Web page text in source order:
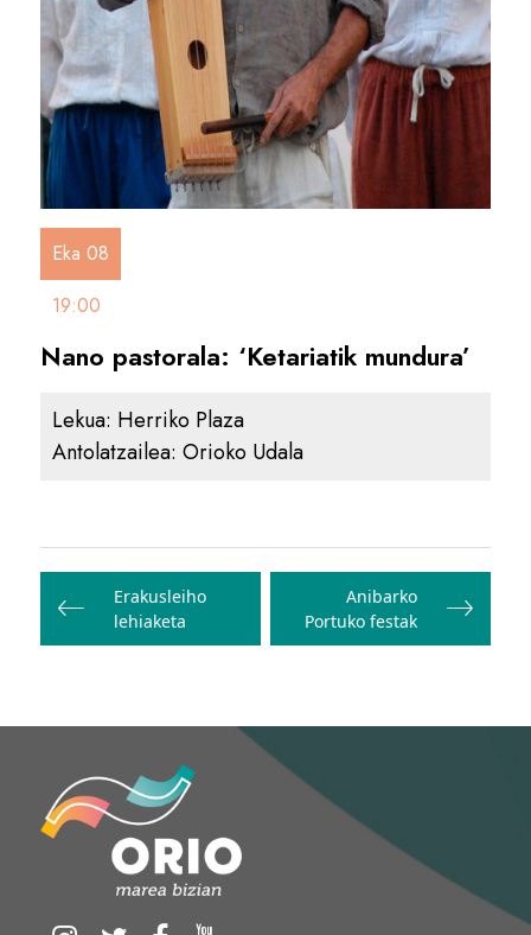
Eka 08
19:00
Nano pastorala: ‘Ketariatik mundura’
Lekua: Herriko Plaza
Antolatzailea:Orioko Udala
Bidalketetan
zehar
nabigatu
Erakusleiho
lehiaketa
Anibarko
Portuko festak